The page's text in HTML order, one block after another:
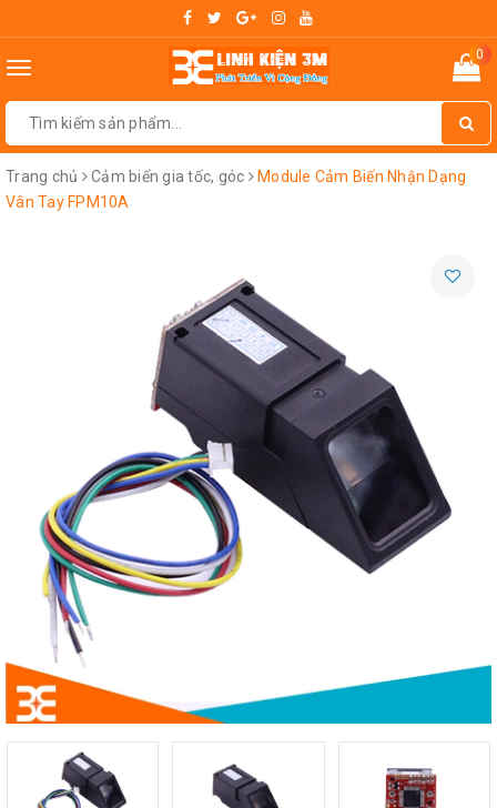
Toggle
0
Trang chủ Cảm biến gia tốc, góc
Module Cảm Biến Nhận Dạng
Vân Tay FPM10A